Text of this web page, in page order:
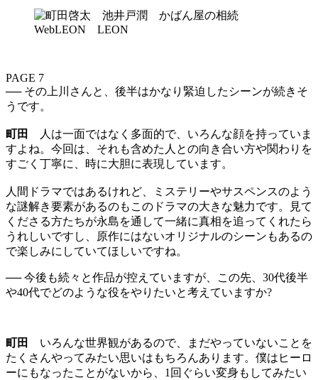
PAGE 7
── その上川さんと、後半はかなり緊迫したシーンが続きそ
うです。
町田
人は一面ではなく多面的で、いろんな顔を持っていま
すよね。今回は、それも含めた人との向き合い方や関わりを
すごく丁寧に、時に大胆に表現しています。
人間ドラマではあるけれど、ミステリーやサスペンスのよう
な謎解き要素があるのもこのドラマの大きな魅力です。見て
くださる方たちが永島を通して一緒に真相を追ってくれたら
うれしいですし、原作にはないオリジナルのシーンもあるの
で楽しみにしていてほしいですね。
── 今後も続々と作品が控えていますが、この先、30代後半
や40代でどのような役をやりたいと考えていますか?
町田
いろんな世界観があるので、まだやっていないことを
たくさんやってみたい思いはもちろんあります。僕はヒーロ
ーにもなったことがないから、1回ぐらい変身もしてみたい